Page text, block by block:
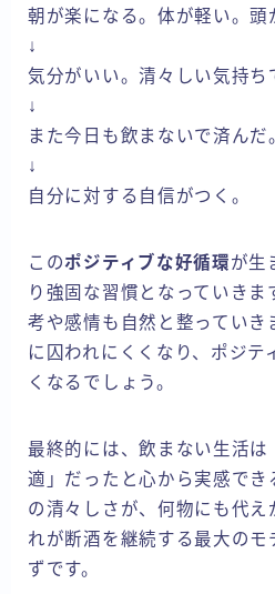
朝が楽になる。体が軽い。頭
↓
気分がいい。清々しい気持ち
↓
また今日も飲まないで済んだ
↓
自分に対する自信がつく。
このポジティブな好循環が生
り強固な習慣となっていきま
考や感情も自然と整っていき
に囚われにくくなり、ポジテ
くなるでしょう。
最終的には、飲まない生活は
適」だったと心から実感でき
の清々しさが、何物にも代え
れが断酒を継続する最大のモ
ずです。